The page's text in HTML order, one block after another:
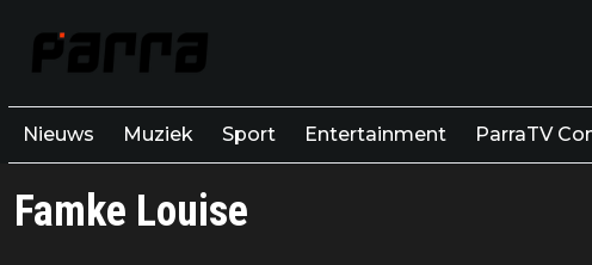
Nieuws Muziek Sport Entertainment ParraTV
Famke Louise